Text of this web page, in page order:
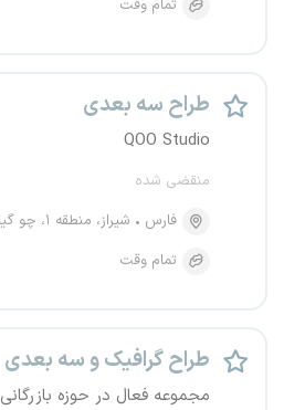
تمام وقت
طراح سه بعدی
QOO Studio
منقضی شده
فارس
شیراز، منطقه ۱، چو گیاه
تمام وقت
طراح گرافیک و سه بعدی
مجموعه فعال در حوزه بازرگانی